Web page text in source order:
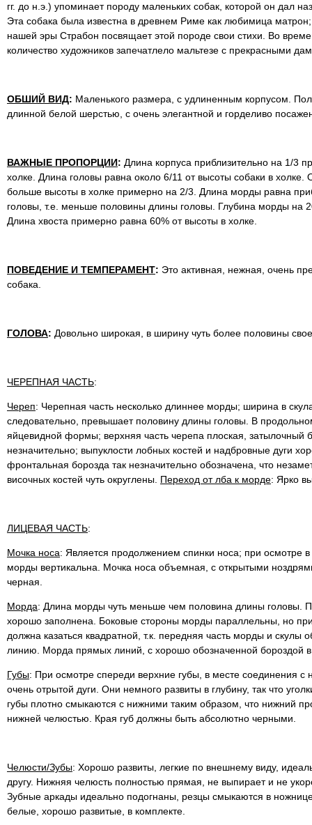
гг. до н.э.) упоминает породу маленьких собак, которой он дал
Эта собака была известна в древнем Риме как любимица матрон;
нашей эры Страбон посвящает этой породе свои стихи. Во
количество художников запечатлело мальтезе с прекрасными
ОБШИЙ ВИД: Маленького размера, с удлиненным корпусом.
длинной белой шерстью, с очень элегантной и горделиво
ВАЖНЫЕ ПРОПОРЦИИ: Длина корпуса приблизительно на 1/3
холке. Длина головы равна около 6/11 от высоты собаки в холке.
больше высоты в холке примерно на 2/3. Длина морды равна
головы, т.е. меньше половины длины головы. Глубина морды на
Длина хвоста примерно равна 60% от высоты в холке.
ПОВЕДЕНИЕ И ТЕМПЕРАМЕНТ: Это активная, нежная, очень
собака.
ГОЛОВА: Довольно широкая, в ширину чуть более половины
ЧЕРЕПНАЯ ЧАСТЬ:
Череп: Черепная часть несколько длиннее морды; ширина в
следовательно, превышает половину длины головы. В
яйцевидной формы; верхняя часть черепа плоская, затылочный
незначительно; выпуклости лобных костей и надбровные дуги
фронтальная борозда так незначительно обозначена, что
височных костей чуть округлены. Переход от лба к морде: Ярко
ЛИЦЕВАЯ ЧАСТЬ:
Мочка носа: Является продолжением спинки носа; при осмотре
морды вертикальна. Мочка носа объемная, с открытыми
черная.
Морда: Длина морды чуть меньше чем половина длины головы.
хорошо заполнена. Боковые стороны морды параллельны, но
должна казаться квадратной, т.к. передняя часть морды и скулы
линию. Морда прямых линий, с хорошо обозначенной бороздой в
Губы: При осмотре спереди верхние губы, в месте соединения
очень отрытой дуги. Они немного развиты в глубину, так что
губы плотно смыкаются с нижними таким образом, что нижний
нижней челюстью. Края губ должны быть абсолютно черными.
Челюсти/Зубы: Хорошо развиты, легкие по внешнему виду,
другу. Нижняя челюсть полностью прямая, не выпирает и не
Зубные аркады идеально подогнаны, резцы смыкаются в
белые, хорошо развитые, в комплекте.